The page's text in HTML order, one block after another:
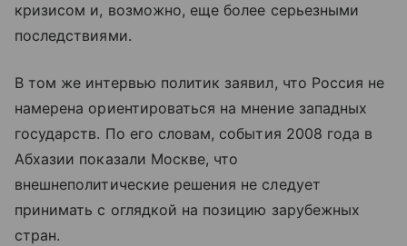
кризисом и, возможно, еще более серьезными
последствиями.
В том же интервью политик заявил, что Россия не
намерена ориентироваться на мнение западных
государств. По его словам, события 2008 года в
Абхазии показали Москве, что
внешнеполитические решения не следует
принимать с оглядкой на позицию зарубежных
стран.